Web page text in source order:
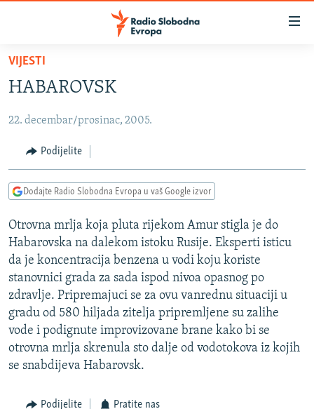
Pređite
glavni
Pređite
Pređite
pretragu
SRBIJA
KOSOVO
VIZUELNO
VIDEO
FOTOGALERIJE
INFOGRAFIKE
PODCASTI
RAT U UKRAJINI
KINA NA BALKANU
RSE PRIČE IZ SVIJETA
ISPRIČAJ MI
DNEVNO@RSE
VIŠE OD NASLOVA
VIJESTI
HABAROVSK
22. decembar/prosinac, 2005.
Podijelite
Dodajte Radio Slobodna Evropa u vaš Google izvor
Otrovna mrlja koja pluta rijekom Amur stigla je do
Habarovska na dalekom istoku Rusije. Eksperti isticu
da je koncentracija benzena u vodi koju koriste
stanovnici grada za sada ispod nivoa opasnog po
zdravlje. Pripremajuci se za ovu vanrednu situaciji u
gradu od 580 hiljada zitelja pripremljene su zalihe
vode i podignute improvizovane brane kako bi se
otrovna mrlja skrenula sto dalje od vodotokova iz kojih
se snabdijeva Habarovsk.
Podijelite Pratite nas